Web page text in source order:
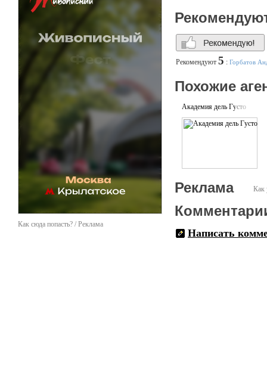
Как сюда попасть? / Реклама
Рекомендуют 5 : Горбатов
Похожие
Академия дель Густо
Как
Реклама
Написать